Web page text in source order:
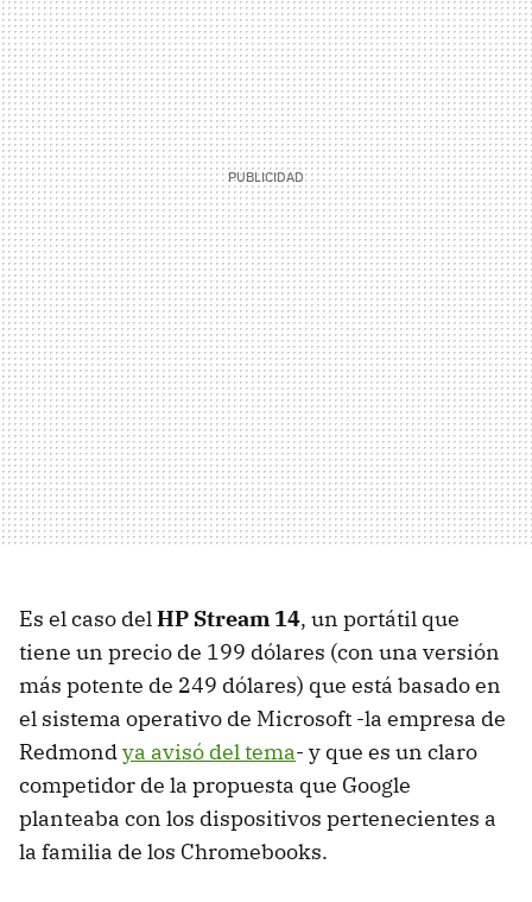
Es el caso delHP Stream 14, un portátil que
tiene un precio de 199 dólares (con una versión
más potente de 249 dólares) que está basado en
el sistema operativo de Microsoft -la empresa de
Redmondya avisó del tema- y que es un claro
competidor de la propuesta que Google
planteaba con los dispositivos pertenecientes a
la familia de los Chromebooks.